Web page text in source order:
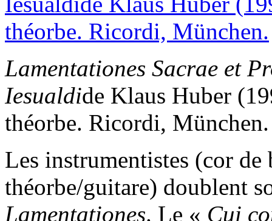
Lamentationes Sacrae et
Iesualdide Klaus Huber
théorbe. Ricordi, München.
Les instrumentistes (cor de
théorbe/guitare) doublent
Lamentationes. Le « Cui